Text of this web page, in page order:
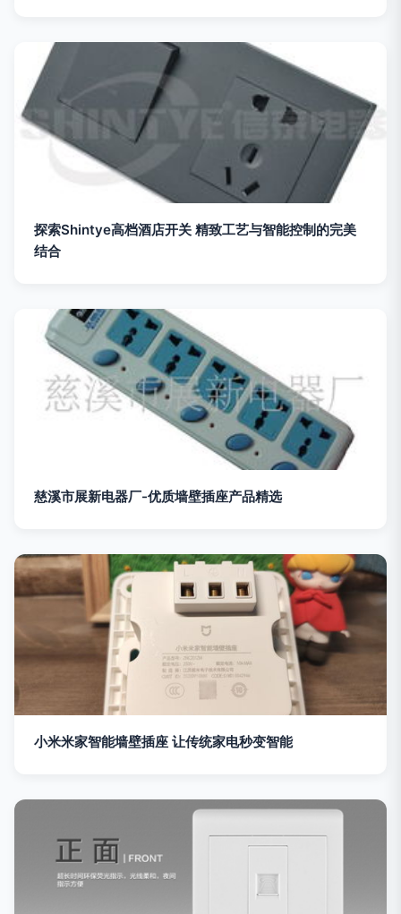
探索Shintye高档酒店开关 精致工艺与智能控制的完美
结合
慈溪市展新电器厂-优质墙壁插座产品精选
小米米家智能墙壁插座 让传统家电秒变智能